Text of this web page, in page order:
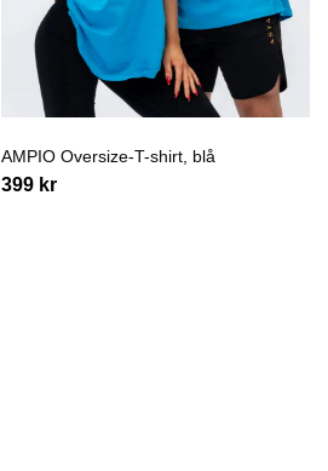
AMPIO Oversize-T-shirt, blå
399 kr